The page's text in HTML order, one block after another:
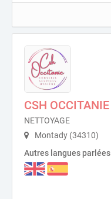
CSH OCCITANIE
NETTOYAGE
Montady (34310)
Autres langues parlées